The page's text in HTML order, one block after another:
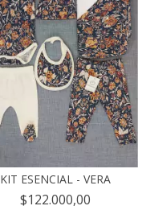
KIT ESENCIAL - VERA
$122.000,00